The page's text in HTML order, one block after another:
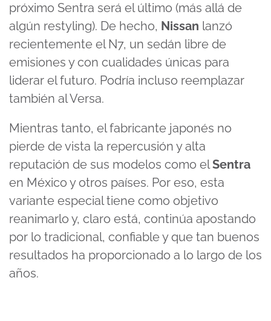
próximo Sentra será el último (más allá de
algún restyling). De hecho, Nissan lanzó
recientemente elN7, un sedán libre de
emisiones y con cualidades únicas para
liderar el futuro. Podría incluso reemplazar
también al Versa.
Mientras tanto, el fabricante japonés no
pierde de vista la repercusión y alta
reputación de sus modelos como elSentra
en México y otros países. Por eso, esta
variante especial tiene como objetivo
reanimarlo y, claro está, continúa apostando
por lo tradicional, confiable y que tan buenos
resultados ha proporcionado a lo largo de los
años.